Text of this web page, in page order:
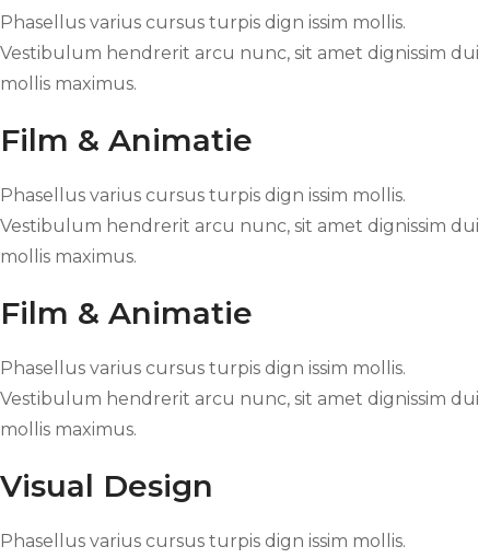
Phasellus varius cursus turpis dign issim mollis.
Vestibulum hendrerit arcu nunc, sit amet dignissim dui
mollis maximus.
Film & Animatie
Phasellus varius cursus turpis dign issim mollis.
Vestibulum hendrerit arcu nunc, sit amet dignissim dui
mollis maximus.
Film & Animatie
Phasellus varius cursus turpis dign issim mollis.
Vestibulum hendrerit arcu nunc, sit amet dignissim dui
mollis maximus.
Visual Design
Phasellus varius cursus turpis dign issim mollis.